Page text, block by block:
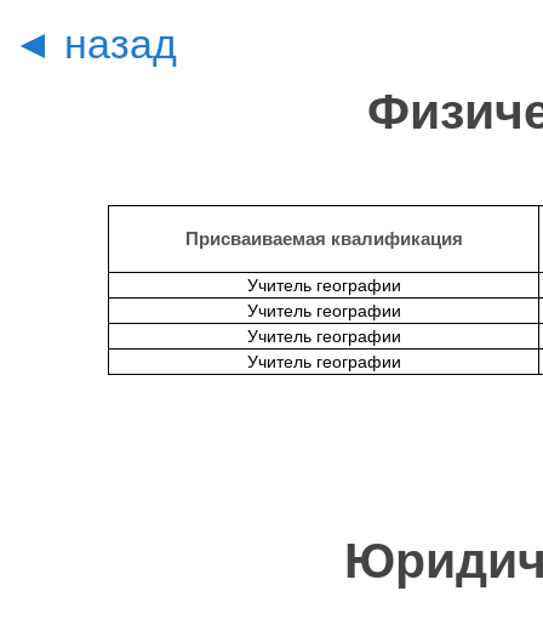
◄ назад
Присваиваемая квалификация
Учитель географии
Учитель географии
Учитель географии
Учитель географии